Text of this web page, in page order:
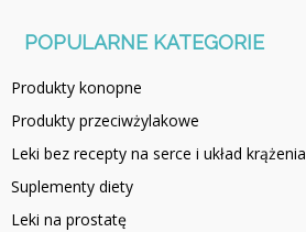
POPULARNE KATEGORIE
Produkty konopne
Produkty przeciwżylakowe
Leki bez recepty na serce i układ krążenia
Suplementy diety
Leki na prostatę